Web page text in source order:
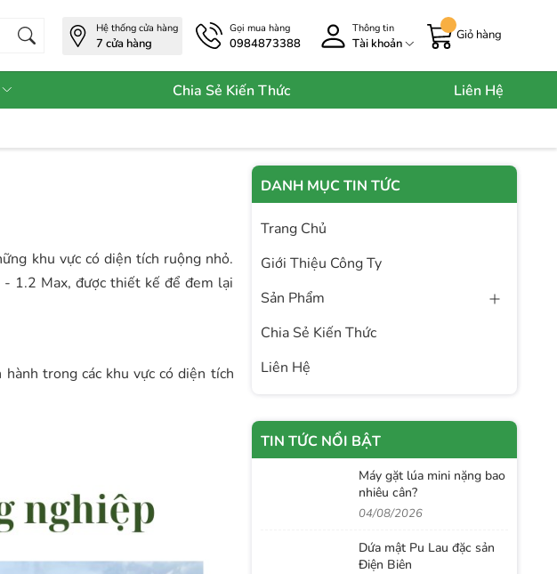
Hệ thống cửa hàng
7 cửa hàng
Gọi mua hàng
0984873388
Thông tin
Tài khoản
Giỏ hàng
Chia Sẻ Kiến Thức Liên Hệ
khu vực có diện tích ruộng nhỏ.
1.2 Max, được thiết kế để đem lại
trong các khu vực có diện tích
DANH MỤC TIN TỨC
Trang Chủ
Giới Thiệu Công Ty
Sản Phẩm
Chia Sẻ Kiến Thức
Liên Hệ
TIN TỨC NỔI BẬT
Máy gặt lúa mini nặng bao
nhiêu cân?
04/08/2026
Dứa mật Pu Lau đặc sản
Điện Biên